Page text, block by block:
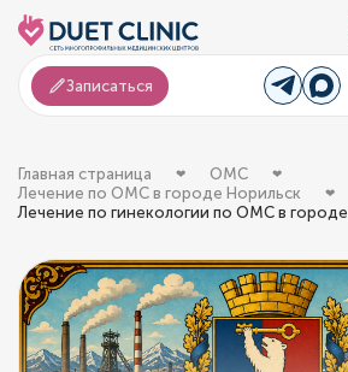
Записаться
Главная страница
ОМС
Лечение по ОМС в городе Норильск
Лечение по гинекологии по ОМС в